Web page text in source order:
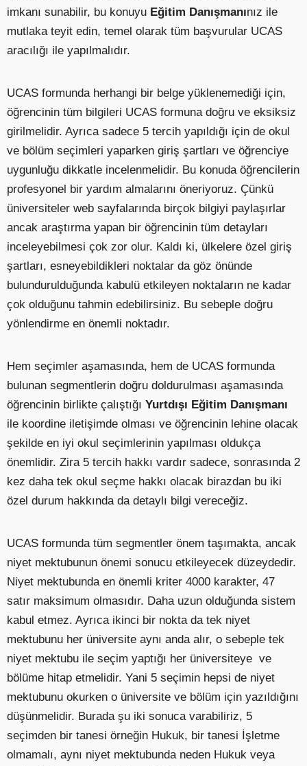
imkanı sunabilir, bu konuyu Eğitim Danışmanınız ile
mutlaka teyit edin, temel olarak tüm başvurular UCAS
aracılığı ile yapılmalıdır.
UCAS formunda herhangi bir belge yüklenemediği için,
öğrencinin tüm bilgileri UCAS formuna doğru ve eksiksiz
girilmelidir. Ayrıca sadece 5 tercih yapıldığı için de okul
ve bölüm seçimleri yaparken giriş şartları ve öğrenciye
uygunluğu dikkatle incelenmelidir. Bu konuda öğrencilerin
profesyonel bir yardım almalarını öneriyoruz. Çünkü
üniversiteler web sayfalarında birçok bilgiyi paylaşırlar
ancak araştırma yapan bir öğrencinin tüm detayları
inceleyebilmesi çok zor olur. Kaldı ki, ülkelere özel giriş
şartları, esneyebildikleri noktalar da göz önünde
bulundurulduğunda kabulü etkileyen noktaların ne kadar
çok olduğunu tahmin edebilirsiniz. Bu sebeple doğru
yönlendirme en önemli noktadır.
Hem seçimler aşamasında, hem de UCAS formunda
bulunan segmentlerin doğru doldurulması aşamasında
öğrencinin birlikte çalıştığı Yurtdışı Eğitim Danışmanı
ile koordine iletişimde olması ve öğrencinin lehine olacak
şekilde en iyi okul seçimlerinin yapılması oldukça
önemlidir. Zira 5 tercih hakkı vardır sadece, sonrasında 2
kez daha tek okul seçme hakkı olacak birazdan bu iki
özel durum hakkında da detaylı bilgi vereceğiz.
UCAS formunda tüm segmentler önem taşımakta, ancak
niyet mektubunun önemi sonucu etkileyecek düzeydedir.
Niyet mektubunda en önemli kriter 4000 karakter, 47
satır maksimum olmasıdır. Daha uzun olduğunda sistem
kabul etmez. Ayrıca ikinci bir nokta da tek niyet
mektubunu her üniversite aynı anda alır, o sebeple tek
niyet mektubu ile seçim yaptığı her üniversiteye ve
bölüme hitap etmelidir. Yani 5 seçimin hepsi de niyet
mektubunu okurken o üniversite ve bölüm için yazıldığını
düşünmelidir. Burada şu iki sonuca varabiliriz, 5
seçimden bir tanesi örneğin Hukuk, bir tanesi İşletme
olmamalı, aynı niyet mektubunda neden Hukuk veya